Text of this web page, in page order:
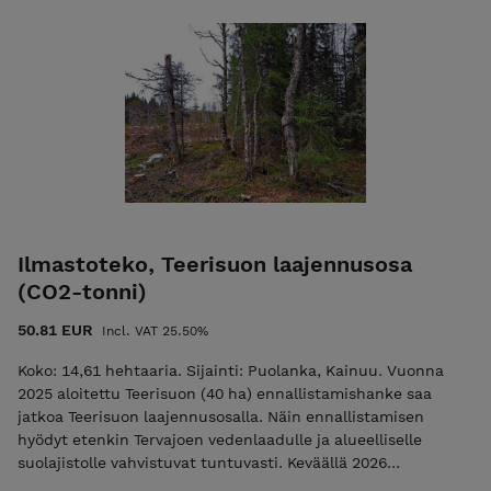
pohjamaassa vain matalan veden aikana. Ennallistamisalue
on suurelta osin rehevää sininheinävaltaista saranevaa ja
vesistön lähellä rantaluhtaa. Kauempana rannasta suo on
ollut alkuaan lähes avoin, mutta on nykyisin mäntyä kasvava
rehevä räme. Paikoin suokukka ja karpalo ovat edelleen
runsaita ja rahkasammalet vallitsevat pohjakerrosta.
Eteläosassa on karumpaa isovarpurämeen tyylistä, mutta
nykyasussaan liian puustoista aluetta. Yhtä ostettua CO2-
tonnia kohden ennallistetaan 2,42 aaria suota - eli jokaisella
muutaman arkipäivän kuluessa Hiilipörssin julkisessa
Suorekisterissä.
Ilmastoteko, Teerisuon laajennusosa
(CO2-tonni)
50.81 EUR Incl. VAT 25.50%
Koko: 14,61 hehtaaria. Sijainti: Puolanka, Kainuu. Vuonna
2025 aloitettu Teerisuon (40 ha) ennallistamishanke saa
jatkoa Teerisuon laajennusosalla. Näin ennallistamisen
hyödyt etenkin Tervajoen vedenlaadulle ja alueelliselle
suolajistolle vahvistuvat tuntuvasti. Keväällä 2026